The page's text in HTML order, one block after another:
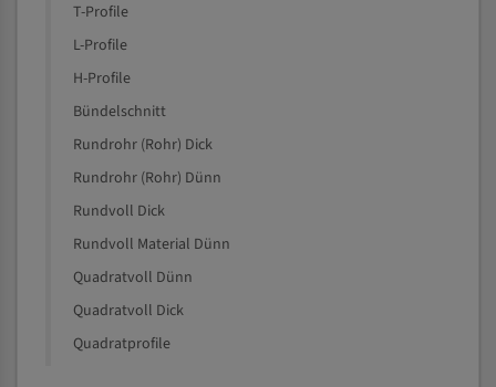
T-Profile
L-Profile
H-Profile
Bündelschnitt
Rundrohr (Rohr) Dick
Rundrohr (Rohr) Dünn
Rundvoll Dick
Rundvoll Material Dünn
Quadratvoll Dünn
Quadratvoll Dick
Quadratprofile